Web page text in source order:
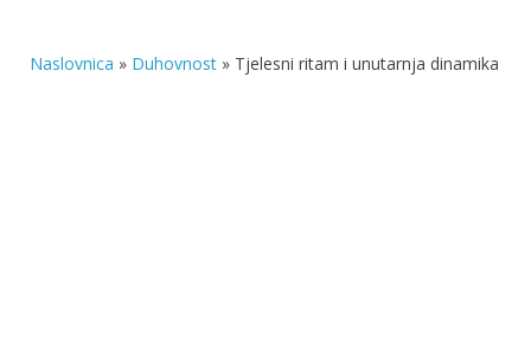
Naslovnica » Duhovnost » Tjelesni ritam i unutarnja dinamika